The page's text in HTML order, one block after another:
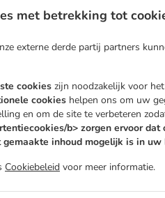
met betrekking tot
externe derde partij partners
cookies zijn noodzakelijk voor
cookies helpen ons om uw
en om de site te verbeteren
b> zorgen ervoor
gemaakte inhoud mogelijk is in
Cookiebeleid voor meer informatie.
En